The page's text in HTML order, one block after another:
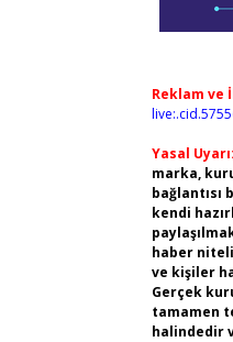
Reklam ve
Yasal Uyarı:
marka,
bağlantısı
kendi
haber
ve kişiler
Gerçek
tamamen
halindedir